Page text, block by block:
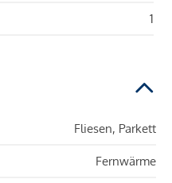
1
Fliesen, Parkett
Fernwärme